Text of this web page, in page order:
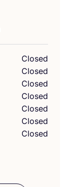
Closed
Closed
Closed
Closed
Closed
Closed
Closed